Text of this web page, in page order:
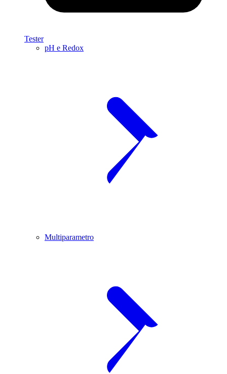
Tester
pH e Redox
Multiparametro